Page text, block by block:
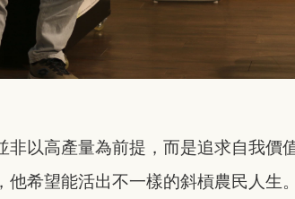
非以高產量為前提，而是追求自我價
希望能活出不一樣的斜槓農民人生。